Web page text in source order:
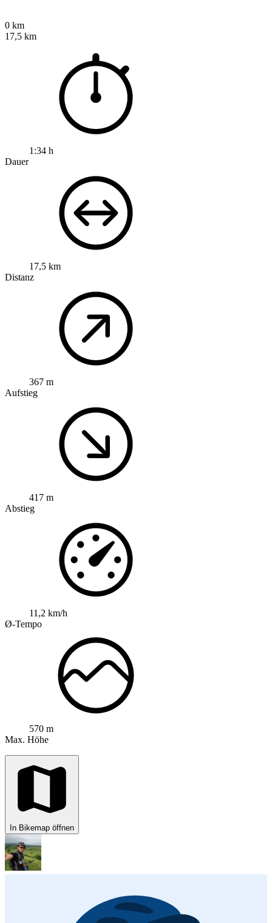
0 km
17,5 km
1:34 h
Dauer
17,5 km
Distanz
367 m
Aufstieg
417 m
Abstieg
11,2 km/h
Ø-Tempo
570 m
Max. Höhe
In Bikemap öffnen